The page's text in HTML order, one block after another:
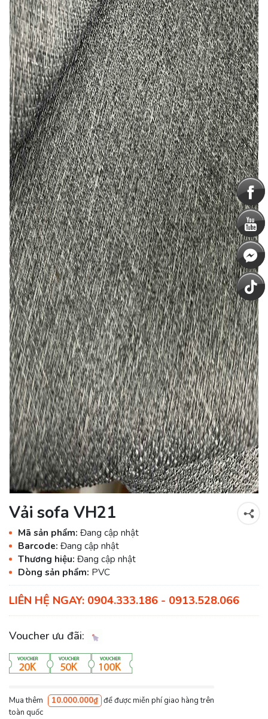
Vải sofa VH21
Mã sản phẩm: Đang cập nhật
Barcode: Đang cập nhật
Thương hiệu: Đang cập nhật
Dòng sản phẩm: PVC
LIÊN HỆ NGAY: 0904.333.186 - 0913.528.066
Voucher ưu đãi:
Mua thêm 10.000.000₫ để được miễn phí giao hàng trên
toàn quốc